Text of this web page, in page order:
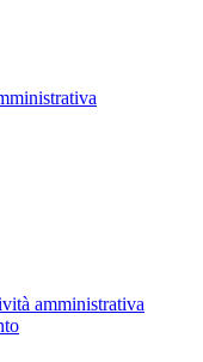
amministrativa